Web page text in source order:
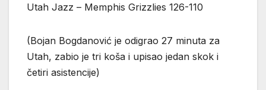
Utah Jazz – Memphis Grizzlies 126-110
(Bojan Bogdanović je odigrao 27 minuta za
Utah, zabio je tri koša i upisao jedan skok i
četiri asistencije)